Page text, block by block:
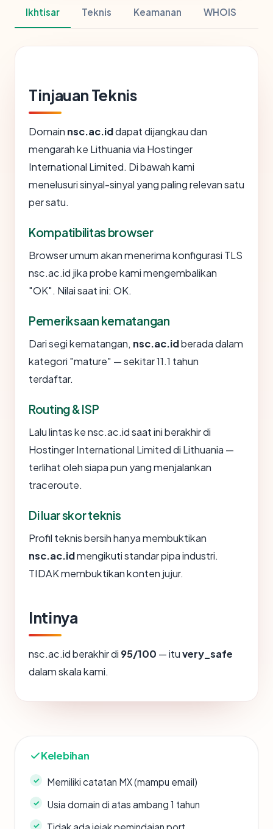
Ikhtisar Teknis Keamanan WHOIS
Tinjauan Teknis
Domain nsc.ac.iddapat dijangkau dan
mengarah ke Lithuania via Hostinger
International Limited. Di bawah kami
menelusuri sinyal-sinyal yang paling relevan satu
per satu.
Kompatibilitas browser
Browser umum akan menerima konfigurasi TLS
nsc.ac.id jika probe kami mengembalikan
"OK". Nilai saat ini: OK.
Pemeriksaan kematangan
Dari segi kematangan, nsc.ac.idberada dalam
kategori "mature" — sekitar 11.1 tahun
terdaftar.
Routing & ISP
Lalu lintas ke nsc.ac.id saat ini berakhir di
Hostinger International Limited di Lithuania —
terlihat oleh siapa pun yang menjalankan
traceroute.
Di luar skor teknis
Profil teknis bersih hanya membuktikan
nsc.ac.idmengikuti standar pipa industri.
TIDAK membuktikan konten jujur.
Intinya
nsc.ac.id berakhir di 95/100 — ituvery_safe
dalam skala kami.
Kelebihan
Memiliki catatan MX (mampu email)
Usia domain di atas ambang 1 tahun